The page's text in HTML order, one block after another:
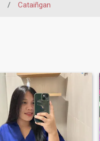
/ Cataiñgan